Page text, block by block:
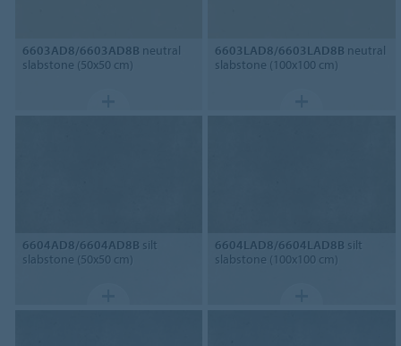
6603AD8/6603AD8B neutral
slabstone (50x50 cm)
6603LAD8/6603LAD8B neutral
slabstone (100x100 cm)
6604AD8/6604AD8B silt
slabstone (50x50 cm)
6604LAD8/6604LAD8B silt
slabstone (100x100 cm)